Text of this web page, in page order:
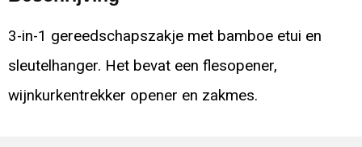
3-in-1 gereedschapszakje met bamboe etui en
sleutelhanger. Het bevat een flesopener,
wijnkurkentrekker opener en zakmes.